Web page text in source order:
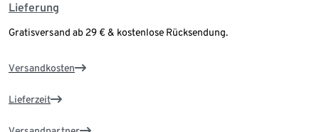
Lieferung
Gratisversand ab 29 € & kostenlose Rücksendung.
Versandkosten
Lieferzeit